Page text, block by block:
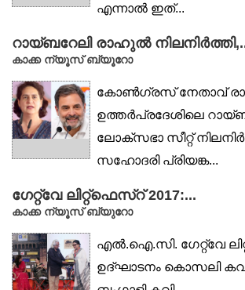
എന്നാൽ ഇത്...
റായ്ബറേലി രാഹുൽ
കാക്ക ന്യൂസ് ബ്യൂറോ
കോൺഗ്രസ് നേതാവ്
ഉത്തർപ്രദേശിലെ
ലോക്‌സഭാ സീറ്റ്
സഹോദരി പ്രിയങ്ക...
ഗേറ്റ്‌വേ ലിറ്റ്‌ഫെസ്‌റ് 2017:...
കാക്ക ന്യൂസ് ബ്യുറോ
എൽ.ഐ.സി. ഗേറ്റ്വേ ലിറ്റ്
ഉദ്ഘാടനം കൊസലി